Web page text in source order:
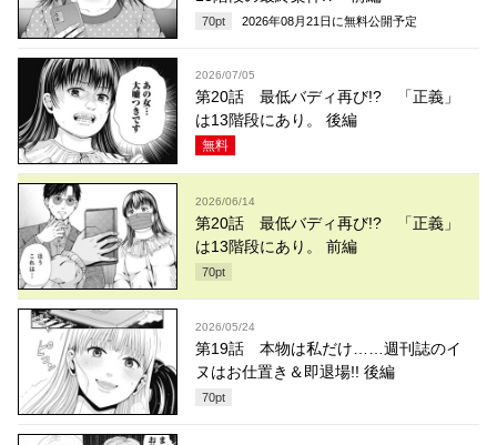
70pt 2026年08月21日 に無料公開予定
2026/07/05
第20話 最低バディ再び!? 「正義」
は13階段にあり。 後編
無料
2026/06/14
第20話 最低バディ再び!? 「正義」
は13階段にあり。 前編
70pt
2026/05/24
第19話 本物は私だけ……週刊誌のイ
ヌはお仕置き＆即退場!! 後編
70pt